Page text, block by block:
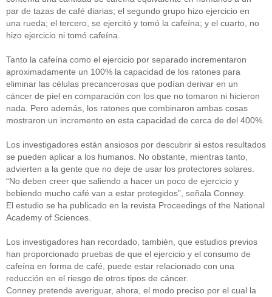
par de tazas de café diarias; el segundo grupo hizo ejercicio en
una rueda; el tercero, se ejercitó y tomó la cafeína; y el cuarto, no
hizo ejercicio ni tomó cafeína.
Tanto la cafeína como el ejercicio por separado incrementaron
aproximadamente un 100% la capacidad de los ratones para
eliminar las células precancerosas que podían derivar en un
cáncer de piel en comparación con los que no tomaron ni hicieron
nada. Pero además, los ratones que combinaron ambas cosas
mostraron un incremento en esta capacidad de cerca de del 400%.
Los investigadores están ansiosos por descubrir si estos resultados
se pueden aplicar a los humanos. No obstante, mientras tanto,
advierten a la gente que no deje de usar los protectores solares.
“No deben creer que saliendo a hacer un poco de ejercicio y
bebiendo mucho café van a estar protegidos”, señala Conney.
El estudio se ha publicado en la revista Proceedings of the National
Academy of Sciences.
Los investigadores han recordado, también, que estudios previos
han proporcionado pruebas de que el ejercicio y el consumo de
cafeína en forma de café, puede estar relacionado con una
reducción en el riesgo de otros tipos de cáncer.
Conney pretende averiguar, ahora, el modo preciso por el cual la